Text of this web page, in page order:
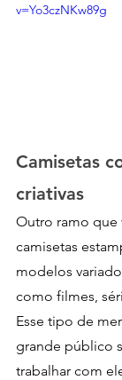
v=Yo3czNKw89g
Camisetas
criativas
Outro ramo que
camisetas
modelos
como filmes,
Esse tipo de
grande público
trabalhar com